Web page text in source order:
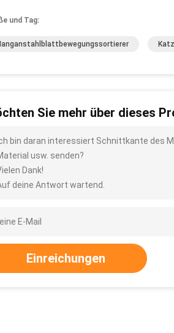
und Tag:
Sie mehr über dieses
bin daran interessiert Schnittkante des
usw. senden?
Dank!
deine Antwort wartend.
Einreichungen